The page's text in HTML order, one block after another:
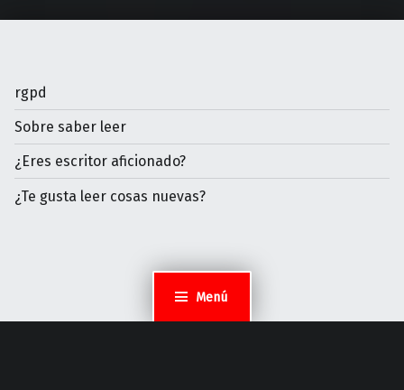
Menú
rgpd
Sobre saber leer
¿Eres escritor aficionado?
¿Te gusta leer cosas nuevas?